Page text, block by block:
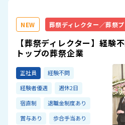
NEW 葬祭ディレクター／葬祭
【葬祭ディレクター】経験
トップの葬祭企業
正社員
経験不問
経験者優遇
週休2日
宿直制
退職金制度あり
賞与あり
歩合手当あり